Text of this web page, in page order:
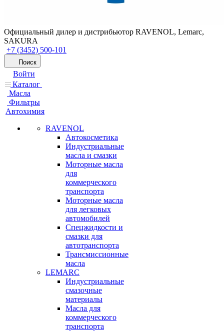
Официальный дилер и дистрибьютор RAVENOL, Lemarc,
SAKURA
+7 (3452) 500-101
Поиск
Войти
Каталог
Масла
Фильтры
Автохимия
RAVENOL
Автокосметика
Индустриальные
масла и смазки
Моторные масла
для
коммерческого
транспорта
Моторные масла
для легковых
автомобилей
Спецжидкости и
смазки для
автотранспорта
Трансмиссионные
масла
LEMARC
Индустриальные
смазочные
материалы
Масла для
коммерческого
транспорта